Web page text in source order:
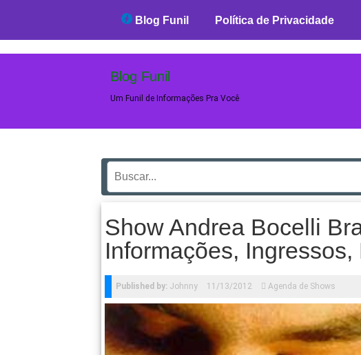
Blog Funil Política de Privacidade
Blog Funil
Um Funil de Informações Pra Você
Show Andrea Bocelli
Informações, Ingressos,
Published by: Johnny 11/13/2012 Agenda de Shows